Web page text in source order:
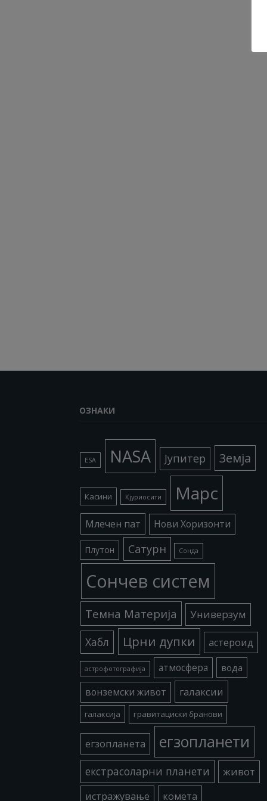
ОЗНАКИ
ESA NASA Јупитер Земја
Касини Кјуриосити Марс
Млечен пат Нови Хоризонти
Плутон Сатурн Сонда
Сончев систем
Темна Материја Универзум
Хабл Црни дупки астероид
астрофотографија атмосфера вода
вонземски живот галаксии
галаксија гравитациски бранови
егзопланета егзопланети
екстрасоларни планети живот
истражување комета